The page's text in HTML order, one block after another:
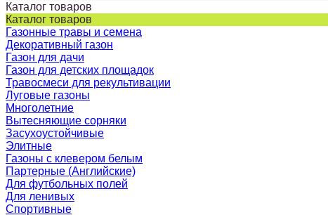
Каталог товаров
Каталог товаров
Газонные травы и семена
Декоративный газон
Газон для дачи
Газон для детских площадок
Травосмеси для рекультивации
Луговые газоны
Многолетние
Вытесняющие сорняки
Засухоустойчивые
Элитные
Газоны с клевером белым
Партерные (Английские)
Для футбольных полей
Для ленивых
Спортивные